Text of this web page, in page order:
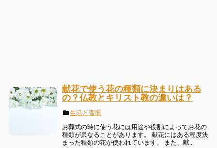
献花で使う花の種類に決まりはある
の？仏教とキリスト教の違いは？
生活と習慣
お葬式の時に使う花には用途や役割によってお花の
種類が異なることがあります。 献花にはある程度決
まった種類の花が使われています。 また、献...